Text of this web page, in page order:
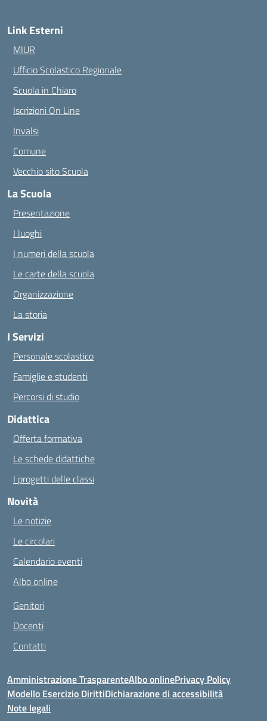
Link Esterni
MIUR
Ufficio Scolastico Regionale
Scuola in Chiaro
Iscrizioni On Line
Invalsi
Comune
Vecchio sito Scuola
La Scuola
Presentazione
I luoghi
I numeri della scuola
Le carte della scuola
Organizzazione
La storia
I Servizi
Personale scolastico
Famiglie e studenti
Percorsi di studio
Didattica
Offerta formativa
Le schede didattiche
I progetti delle classi
Novità
Le notizie
Le circolari
Calendario eventi
Albo online
Genitori
Docenti
Contatti
Amministrazione TrasparenteAlbo onlinePrivacy Policy
Modello Esercizio DirittiDichiarazione di accessibilità
Note legali